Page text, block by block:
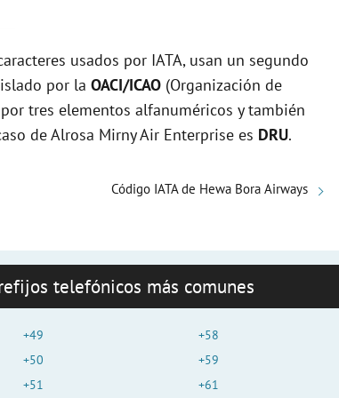
usados por IATA, usan un segundo
por la OACI/ICAO (Organización de
tres elementos alfanuméricos y también
de Alrosa Mirny Air Enterprise es DRU.
Código IATA de Hewa Bora Airways
telefónicos más comunes
+49
+50
+51
+58
+59
+61